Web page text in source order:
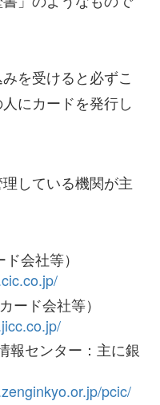
を受けると必ずこ
にカードを発行し
している機関が主
会社等）
ード会社等）
報センター：主に銀
pcic/